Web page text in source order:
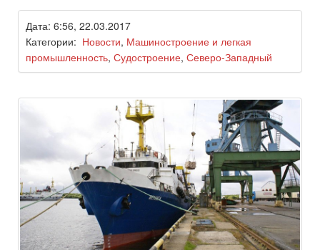
Дата: 6:56, 22.03.2017
Категории: Новости, Машиностроение и легкая
промышленность, Судостроение, Северо-Западный